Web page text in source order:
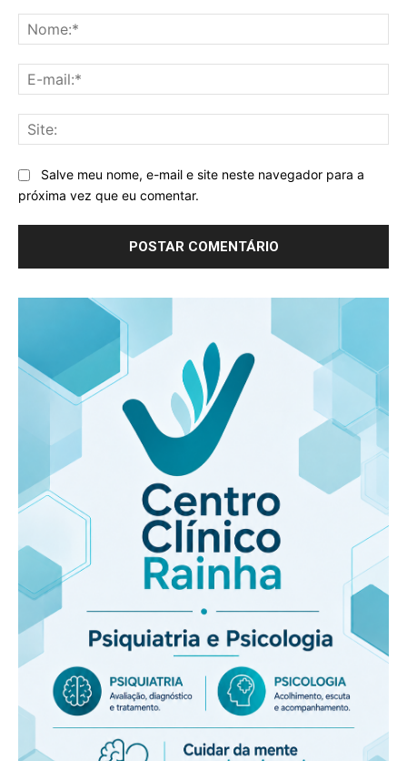
Salve meu nome, e-mail e site neste navegador para a
próxima vez que eu comentar.